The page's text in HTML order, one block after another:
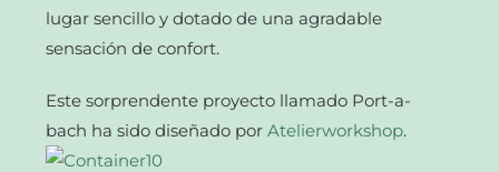
lugar sencillo y dotado de una agradable
sensación de confort.
Este sorprendente proyecto llamado Port-a-
bach ha sido diseñado porAtelierworkshop.